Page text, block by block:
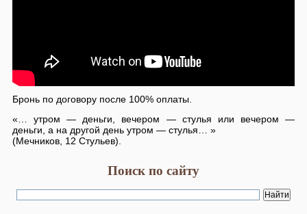
Бронь по договору после 100% оплаты.
«… утром — деньги, вечером — стулья или вечером —
деньги, а на другой день утром — стулья… »
(Мечников, 12 Стульев).
Поиск по сайту